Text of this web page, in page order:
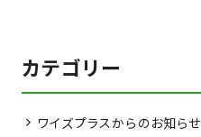
カテゴリー
ワイズプラスからのお知らせ